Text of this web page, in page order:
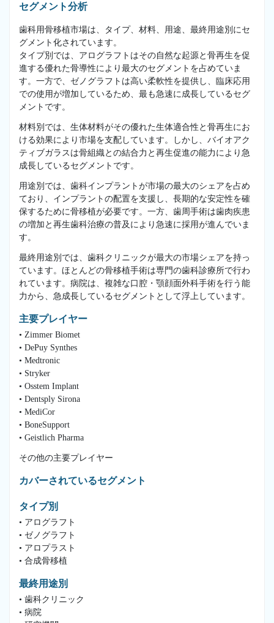
セグメント分析
歯科用骨移植市場は、タイプ、材料、用途、最終用途別にセ
グメント化されています。
タイプ別では、アログラフトはその自然な起源と骨再生を促
進する優れた骨導性により最大のセグメントを占めていま
す。一方で、ゼノグラフトは高い柔軟性を提供し、臨床応用
での使用が増加しているため、最も急速に成長しているセグ
メントです。
材料別では、生体材料がその優れた生体適合性と骨再生にお
ける効果により市場を支配しています。しかし、バイオアク
ティブガラスは骨組織との結合力と再生促進の能力により急
成長しているセグメントです。
用途別では、歯科インプラントが市場の最大のシェアを占め
ており、インプラントの配置を支援し、長期的な安定性を確
保するために骨移植が必要です。一方、歯周手術は歯肉疾患
の増加と再生歯科治療の普及により急速に採用が進んでいま
す。
最終用途別では、歯科クリニックが最大の市場シェアを持っ
ています。ほとんどの骨移植手術は専門の歯科診療所で行わ
れています。病院は、複雑な口腔・顎顔面外科手術を行う能
力から、急成長しているセグメントとして浮上しています。
主要プレイヤー
• Zimmer Biomet
• DePuy Synthes
• Medtronic
• Stryker
• Osstem Implant
• Dentsply Sirona
• MediCor
• BoneSupport
• Geistlich Pharma
その他の主要プレイヤー
カバーされているセグメント
タイプ別
• アログラフト
• ゼノグラフト
• アロプラスト
• 合成骨移植
最終用途別
• 歯科クリニック
• 病院